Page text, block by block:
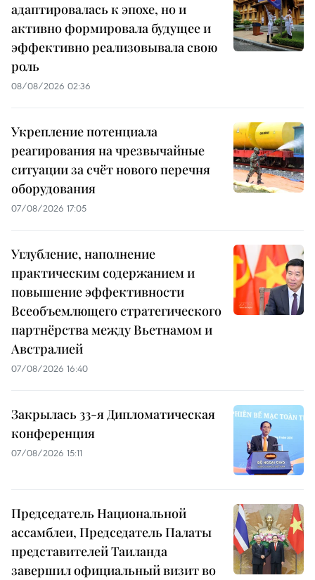
адаптировалась к эпохе, но и
активно формировала будущее и
эффективно реализовывала свою
роль
08/08/2026 02:36
Укрепление потенциала
реагирования на чрезвычайные
ситуации за счёт нового перечня
оборудования
07/08/2026 17:05
Углубление, наполнение
практическим содержанием и
повышение эффективности
Всеобъемлющего стратегического
партнёрства между Вьетнамом и
Австралией
07/08/2026 16:40
Закрылась 33-я Дипломатическая
конференция
07/08/2026 15:11
Председатель Национальной
ассамблеи, Председатель Палаты
представителей Таиланда
завершил официальный визит во